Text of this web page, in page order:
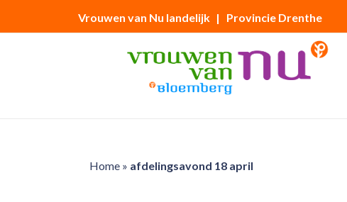
Vrouwen van Nu landelijk | Provincie Drenthe
Home» afdelingsavond 18 april